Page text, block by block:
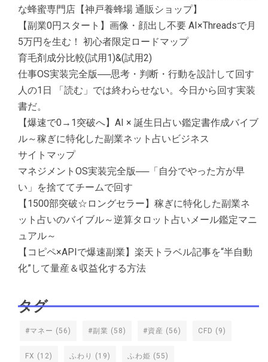
な蜂蜜専門店【神戸養蜂場 通販ショップ】
【副業0円スタート】画像・顔出し不要 AI×Threadsで月
5万円を生む！ 初心者限定ロードマップ
育毛剤成分比較(試用1)&(試用2)
仕事OS実装完全版──思考・判断・行動を設計して回す
人の1日 「読む」では終わらせない。今日から回す実装
書だ。
【爆速で0→1突破へ】AI × 誕生日占い鑑定書作成バイブ
ル～稼ぎに特化した副業ネット占いビジネス
サイトマップ
マネジメントOS実装完全版──「自分でやった方が早
い」を捨ててチームで回す
【1500部突破☆ロングセラー】稼ぎに特化した副業ネ
ット占いのバイブル～逆算タロット占いメール鑑定マニ
ュアル～
【コピペ×APIで爆速副業】楽天トラベル記事を“半自動
化”して量産＆収益化する方法
タグ
#マネー (56) #副業 (58) #資産 (56) CFD (9)
FX (12) ふわり (19) ふわ姫 (55)